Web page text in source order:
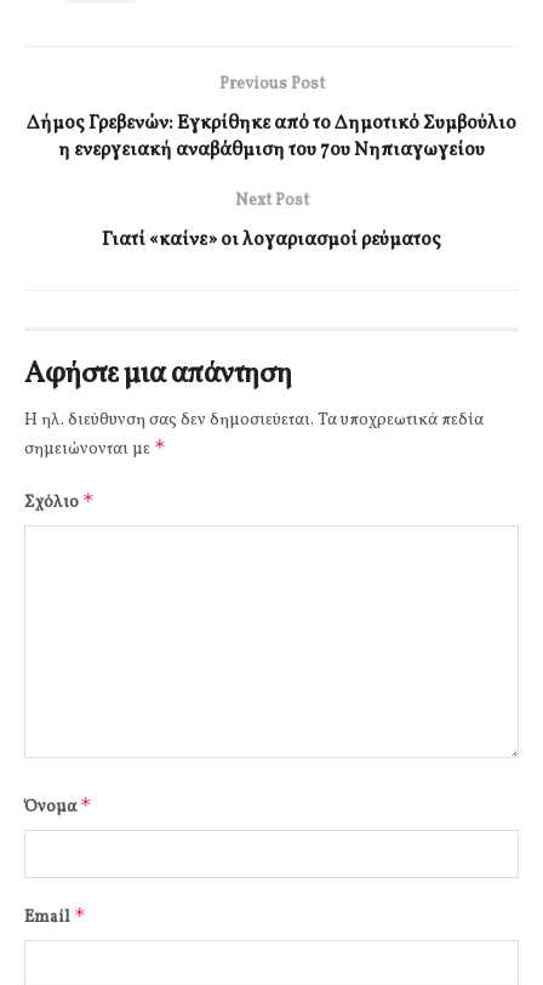
Previous Post
Δήμος Γρεβενών: Εγκρίθηκε από το Δημοτικό Συμβούλιο
η ενεργειακή αναβάθμιση του 7ου Νηπιαγωγείου
Next Post
Γιατί «καίνε» οι λογαριασμοί ρεύματος
Αφήστε μια απάντηση
Η ηλ. διεύθυνση σας δεν δημοσιεύεται. Τα υποχρεωτικά πεδία
σημειώνονται με *
Σχόλιο *
Όνομα*
Email *